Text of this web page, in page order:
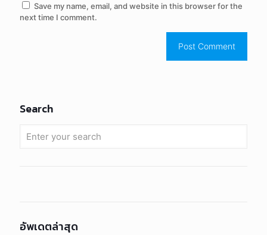
Save my name, email, and website in this browser for the
next time I comment.
Search
อัพเดตล่าสุด